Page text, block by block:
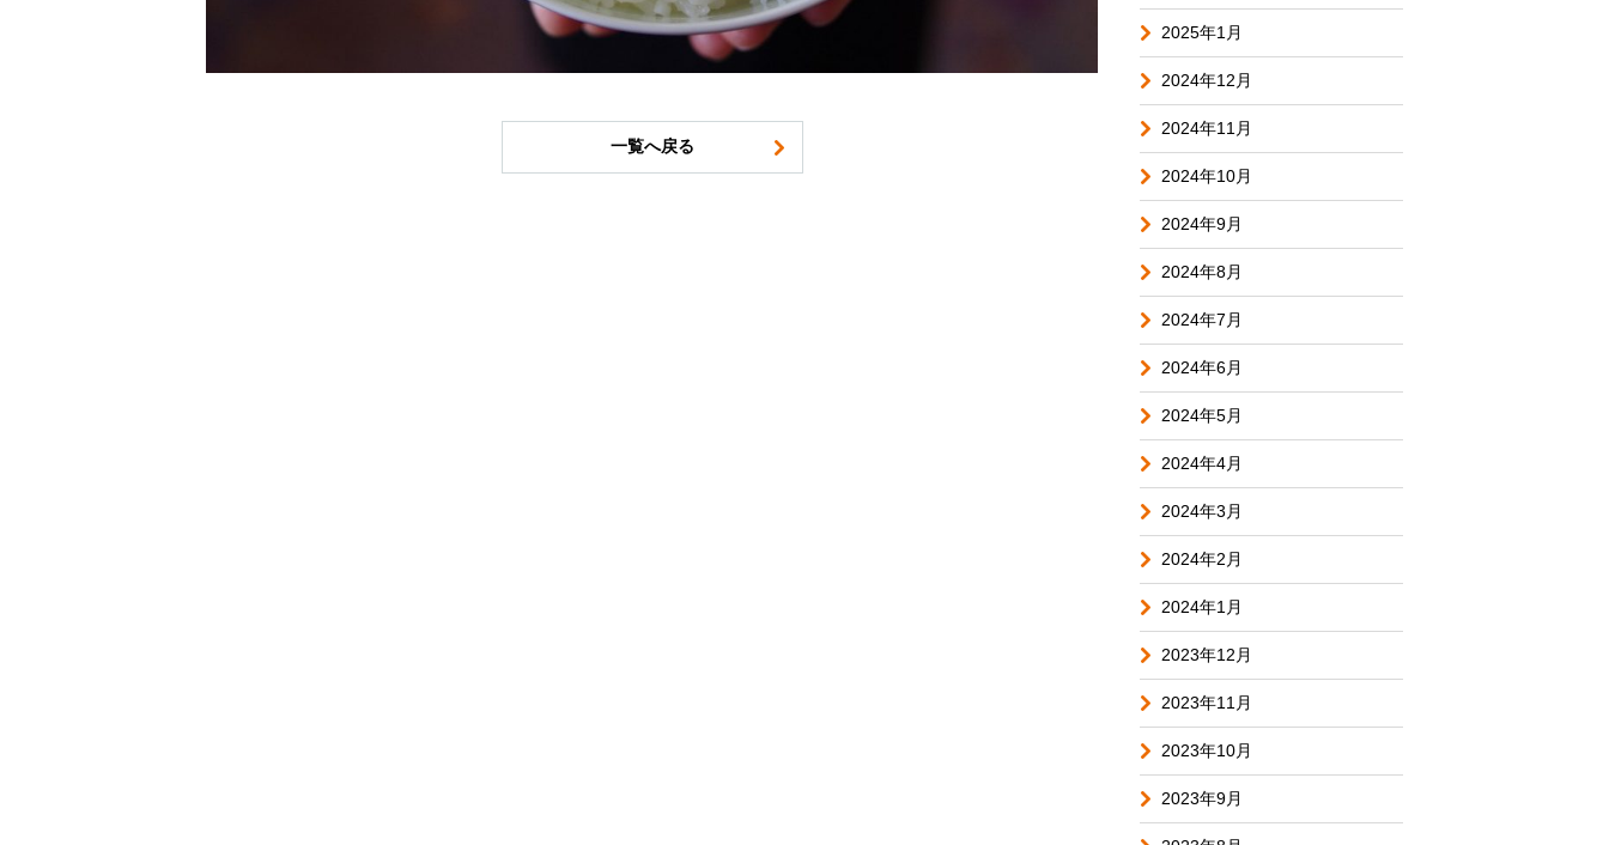
一覧へ戻る
2025年1月
2024年12月
2024年11月
2024年10月
2024年9月
2024年8月
2024年7月
2024年6月
2024年5月
2024年4月
2024年3月
2024年2月
2024年1月
2023年12月
2023年11月
2023年10月
2023年9月